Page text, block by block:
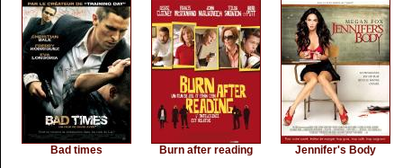
Bad times Burn after reading Jennifer's Body